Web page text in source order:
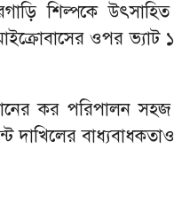
শিল্পকে
ওপর ভ্যাট
কর পরিপালন সহজ
দাখিলের